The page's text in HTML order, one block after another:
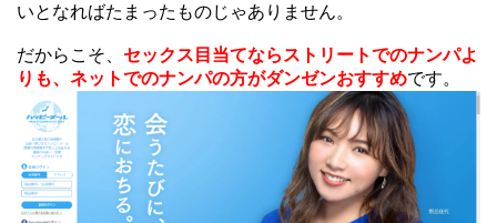
いとなればたまったものじゃありません。
だからこそ、 セックス目当てならストリートでのナンパよ
りも、ネットでのナンパの方がダンゼンおすすめです。